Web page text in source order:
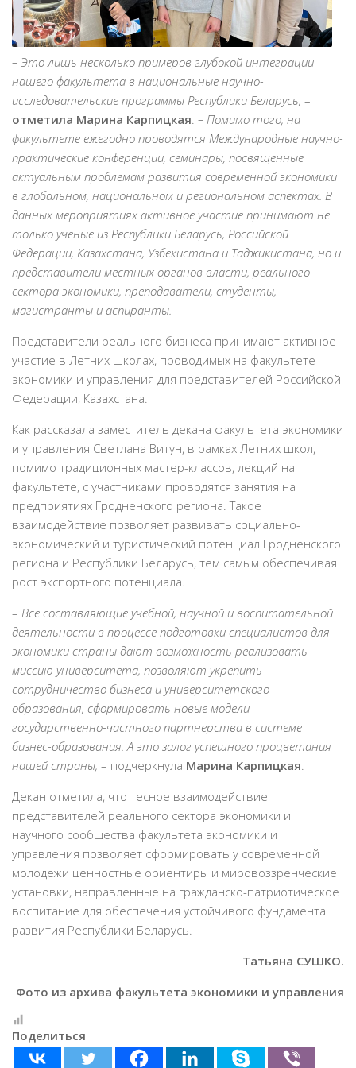
– Это лишь несколько примеров глубокой интеграции
нашего факультета в национальные научно-
исследовательские программы Республики Беларусь, –
отметила Марина Карпицкая. – Помимо того, на
факультете ежегодно проводятся Международные научно-
практические конференции, семинары, посвященные
актуальным проблемам развития современной экономики
в глобальном, национальном и региональном аспектах. В
данных мероприятиях активное участие принимают не
только ученые из Республики Беларусь, Российской
Федерации, Казахстана, Узбекистана и Таджикистана, но и
представители местных органов власти, реального
сектора экономики, преподаватели, студенты,
магистранты и аспиранты.
Представители реального бизнеса принимают активное
участие в Летних школах, проводимых на факультете
экономики и управления для представителей Российской
Федерации, Казахстана.
Как рассказала заместитель декана факультета экономики
и управления Светлана Витун, в рамках Летних школ,
помимо традиционных мастер-классов, лекций на
факультете, с участниками проводятся занятия на
предприятиях Гродненского региона. Такое
взаимодействие позволяет развивать социально-
экономический и туристический потенциал Гродненского
региона и Республики Беларусь, тем самым обеспечивая
рост экспортного потенциала.
– Все составляющие учебной, научной и воспитательной
деятельности в процессе подготовки специалистов для
экономики страны дают возможность реализовать
миссию университета, позволяют укрепить
сотрудничество бизнеса и университетского
образования, сформировать новые модели
государственно-частного партнерства в системе
бизнес-образования. А это залог успешного процветания
нашей страны, – подчеркнула Марина Карпицкая.
Декан отметила, что тесное взаимодействие
представителей реального сектора экономики и
научного сообщества факультета экономики и
управления позволяет сформировать у современной
молодежи ценностные ориентиры и мировоззренческие
установки, направленные на гражданско-патриотическое
воспитание для обеспечения устойчивого фундамента
развития Республики Беларусь.
Татьяна СУШКО.
Фото из архива факультета экономики и управления
Поделиться